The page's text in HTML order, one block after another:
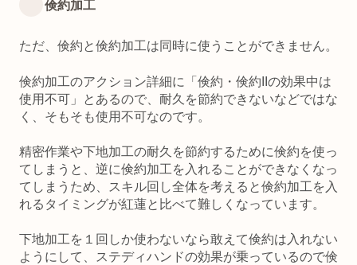
倹約加工
ただ、倹約と倹約加工は同時に使うことができません。
倹約加工のアクション詳細に「倹約・倹約IIの効果中は
使用不可」とあるので、耐久を節約できないなどではな
く、そもそも使用不可なのです。
精密作業や下地加工の耐久を節約するために倹約を使っ
てしまうと、逆に倹約加工を入れることができなくなっ
てしまうため、スキル回し全体を考えると倹約加工を入
れるタイミングが紅蓮と比べて難しくなっています。
下地加工を１回しか使わないなら敢えて倹約は入れない
ようにして、ステディハンドの効果が乗っているので倹